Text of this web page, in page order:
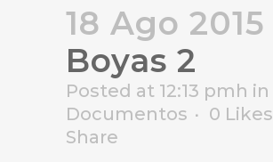
18 Ago 2015
Boyas 2
Posted at 12:13 pmh in
Documentos
0 Likes
Share